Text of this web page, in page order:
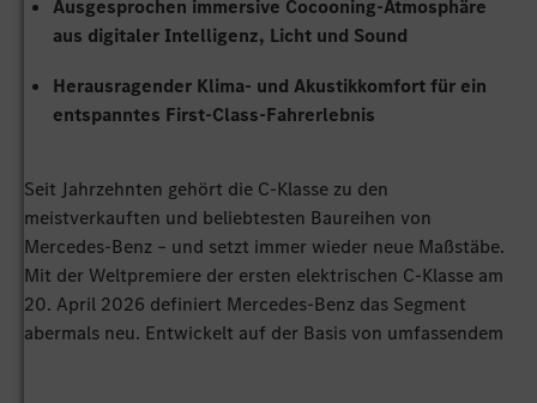
Ausgesprochen immersive Cocooning-Atmosphäre
aus digitaler Intelligenz, Licht und Sound
Herausragender Klima- und Akustikkomfort für ein
entspanntes First-Class-Fahrerlebnis
Seit Jahrzehnten gehört die C‑Klasse zu den
meistverkauften und beliebtesten Baureihen von
Mercedes‑Benz – und setzt immer wieder neue Maßstäbe.
Mit der Weltpremiere der ersten elektrischen C‑Klasse am
20. April 2026 definiert Mercedes‑Benz das Segment
abermals neu. Entwickelt auf der Basis von umfassendem